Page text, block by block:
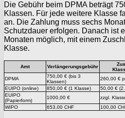
Die Gebühr beim DPMA beträgt
Klassen. Für jede weitere Klasse
an. Die Zahlung muss sechs
Schutzdauer erfolgen. Danach ist
Monaten möglich, mit einem
Klasse.
Amt Verlängerungsgebühr
DPMA
750,00 € (bis 3
Klassen)
260,00 €
EUIPO (online)
850,00 € (1 Klasse) 50,00 €
EUIPO
(Papierform)
1000,00 € zzgl.
WIPO
653,00 CHF 100,00